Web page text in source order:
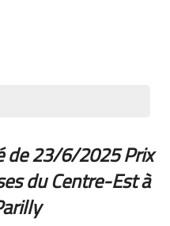
de 23/6/2025 Prix
du Centre-Est à